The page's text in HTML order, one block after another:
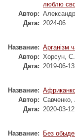
люблю
Автор:
Дата: 2024-06
Название: Арганізм
Автор: Хорсун, С.
Дата: 2019-06-13
Название:
Автор: Савченко,
Дата: 2020-03-12
Название:
Без